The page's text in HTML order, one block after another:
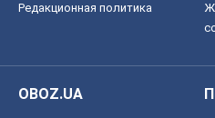
Редакционная политика
OBOZ.UA